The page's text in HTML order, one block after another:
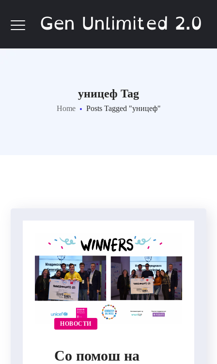
Gen Unlimited 2.0
уницеф Tag
Home Posts Tagged "уницеф"
НОВОСТИ
Со помош на